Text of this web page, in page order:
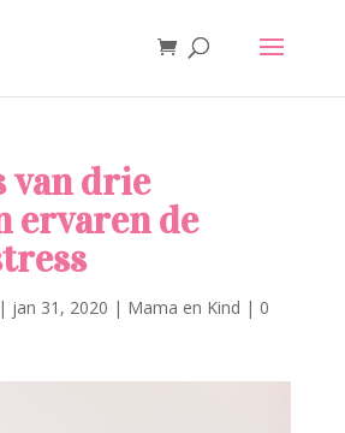
van drie
ervaren de
| jan 31, 2020 | Mama en Kind | 0